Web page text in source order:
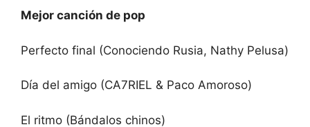
Mejor canción de pop
Perfecto final (Conociendo Rusia, Nathy Pelusa)
Día del amigo (CA7RIEL & Paco Amoroso)
El ritmo (Bándalos chinos)